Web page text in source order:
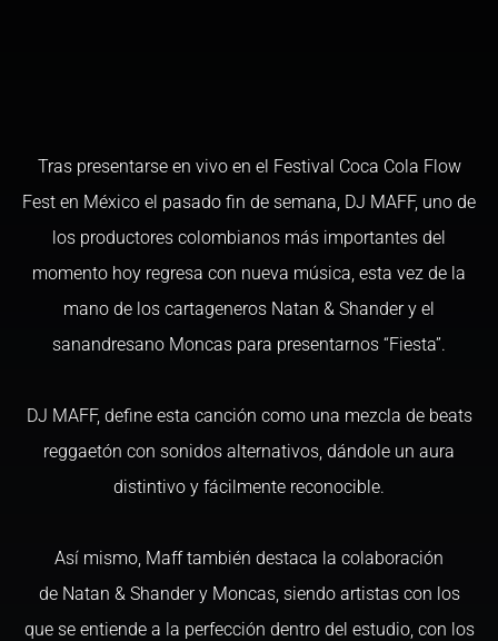
Tras presentarse en vivo en el Festival Coca Cola Flow
Fest en México el pasado fin de semana, DJ MAFF, uno de
los productores colombianos más importantes del
momento hoy regresa con nueva música, esta vez de la
mano de los cartageneros Natan & Shander y el
sanandresano Moncas para presentarnos “Fiesta”.
DJ MAFF, define esta canción como una mezcla de beats
reggaetón con sonidos alternativos, dándole un aura
distintivo y fácilmente reconocible.
Así mismo, Maff también destaca la colaboración
de Natan & Shander y Moncas, siendo artistas con los
que se entiende a la perfección dentro del estudio, con los